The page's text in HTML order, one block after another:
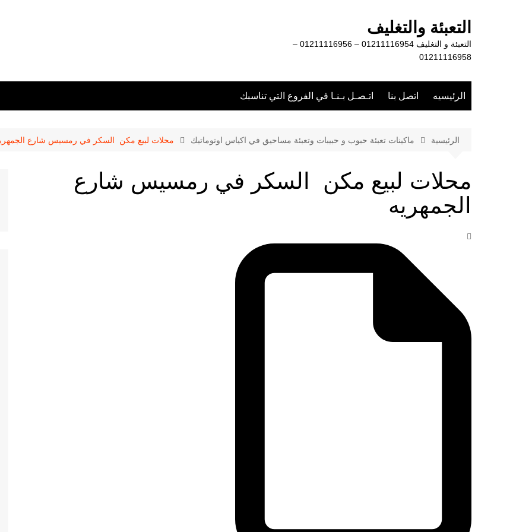
التعبئة والتغليف
التعبئة و التغليف 01211116954 – 01211116956 –
01211116958
الرئيسيه اتصل بنا اتـصـل بـنـا في الفروع التي تناسبك
الرئيسية ماكينات تعبئة حبوب و حبيبات وتعبئة مساحيق في اكياس اوتوماتيك محلات لبيع مكن السكر في رمسيس شارع
محلات لبيع مكن السكر في رمسيس شارع
الجمهريه